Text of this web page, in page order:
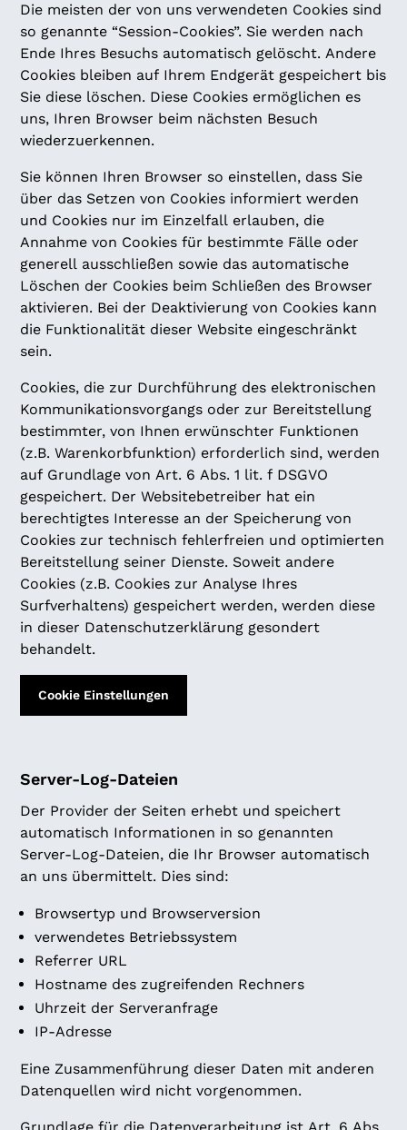
Die meisten der von uns verwendeten Cookies sind
so genannte “Session-Cookies”. Sie werden nach
Ende Ihres Besuchs automatisch gelöscht. Andere
Cookies bleiben auf Ihrem Endgerät gespeichert bis
Sie diese löschen. Diese Cookies ermöglichen es
uns, Ihren Browser beim nächsten Besuch
wiederzuerkennen.
Sie können Ihren Browser so einstellen, dass Sie
über das Setzen von Cookies informiert werden
und Cookies nur im Einzelfall erlauben, die
Annahme von Cookies für bestimmte Fälle oder
generell ausschließen sowie das automatische
Löschen der Cookies beim Schließen des Browser
aktivieren. Bei der Deaktivierung von Cookies kann
die Funktionalität dieser Website eingeschränkt
sein.
Cookies, die zur Durchführung des elektronischen
Kommunikationsvorgangs oder zur Bereitstellung
bestimmter, von Ihnen erwünschter Funktionen
(z.B. Warenkorbfunktion) erforderlich sind, werden
auf Grundlage von Art. 6 Abs. 1 lit. f DSGVO
gespeichert. Der Websitebetreiber hat ein
berechtigtes Interesse an der Speicherung von
Cookies zur technisch fehlerfreien und optimierten
Bereitstellung seiner Dienste. Soweit andere
Cookies (z.B. Cookies zur Analyse Ihres
Surfverhaltens) gespeichert werden, werden diese
in dieser Datenschutzerklärung gesondert
behandelt.
Cookie Einstellungen
Server-Log-Dateien
Der Provider der Seiten erhebt und speichert
automatisch Informationen in so genannten
Server-Log-Dateien, die Ihr Browser automatisch
an uns übermittelt. Dies sind:
Browsertyp und Browserversion
verwendetes Betriebssystem
Referrer URL
Hostname des zugreifenden Rechners
Uhrzeit der Serveranfrage
IP-Adresse
Eine Zusammenführung dieser Daten mit anderen
Datenquellen wird nicht vorgenommen.